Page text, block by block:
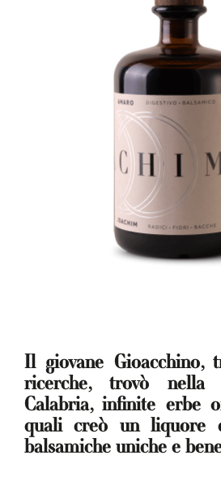
Il giovane Gioacchino,
ricerche, trovò
Calabria, infinite erbe
quali creò un liquore
balsamiche uniche e